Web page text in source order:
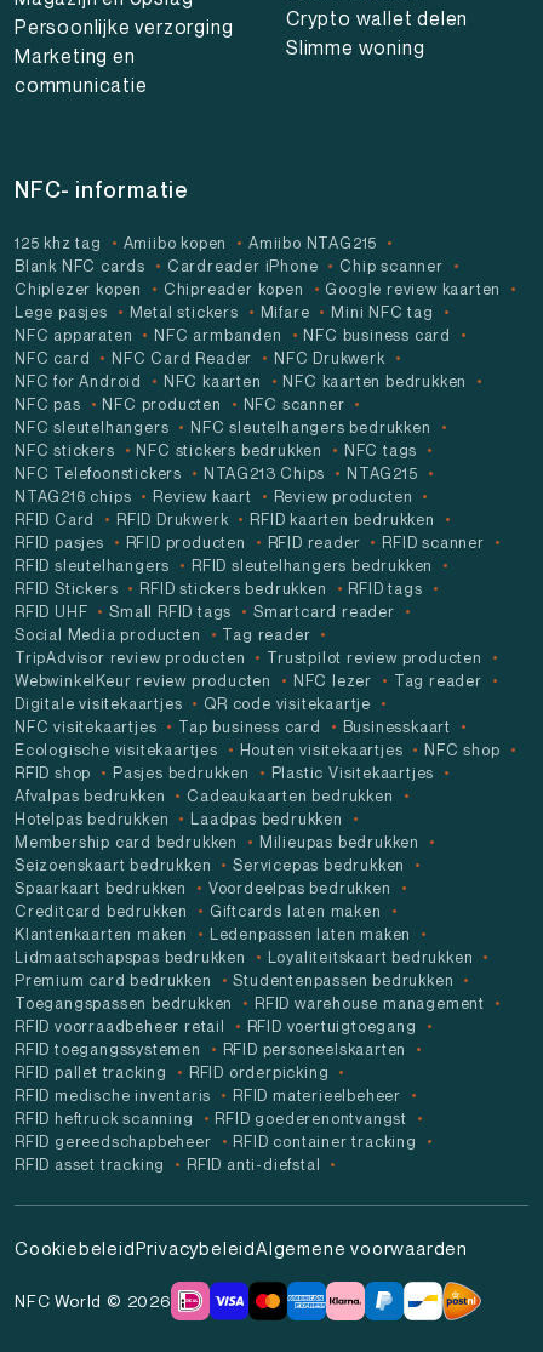
Persoonlijke verzorging
Marketing en
communicatie
Crypto wallet delen
Slimme woning
NFC- informatie
125 khz tag Amiibo kopen
Amiibo NTAG215
Blank NFC cards
Cardreader iPhone
Chip scanner
Chiplezer kopen
Chipreader kopen
Google review kaarten
Lege pasjes
Metal stickers Mifare
Mini NFC tag
NFC apparaten
NFC armbanden
NFC business card
NFC card
NFC Card Reader
NFC Drukwerk
NFC for Android
NFC kaarten
NFC kaarten bedrukken
NFC pas
NFC producten
NFC scanner
NFC sleutelhangers
NFC sleutelhangers bedrukken
NFC stickers
NFC stickers bedrukken
NFC tags
NFC Telefoonstickers
NTAG213 Chips
NTAG215
NTAG216 chips
Review kaart
Review producten
RFID Card
RFID Drukwerk
RFID kaarten bedrukken
RFID pasjes
RFID producten RFID reader
RFID scanner
RFID sleutelhangers
RFID sleutelhangers bedrukken
RFID Stickers
RFID stickers bedrukken
RFID tags
RFID UHF
Small RFID tags
Smartcard reader
Social Media producten
Tag reader
TripAdvisor review producten
Trustpilot review producten
WebwinkelKeur review producten
NFC lezer
Tag reader
Digitale visitekaartjes
QR code visitekaartje
NFC visitekaartjes
Tap business card
Businesskaart
Ecologische visitekaartjes
Houten visitekaartjes
NFC shop
RFID shop
Pasjes bedrukken
Plastic Visitekaartjes
Afvalpas bedrukken
Cadeaukaarten bedrukken
Hotelpas bedrukken
Laadpas bedrukken
Membership card bedrukken
Milieupas bedrukken
Seizoenskaart bedrukken
Servicepas bedrukken
Spaarkaart bedrukken
Voordeelpas bedrukken
Creditcard bedrukken
Giftcards laten maken
Klantenkaarten maken
Ledenpassen laten maken
Lidmaatschapspas bedrukken
Loyaliteitskaart bedrukken
Premium card bedrukken
Studentenpassen bedrukken
Toegangspassen bedrukken
RFID warehouse management
RFID voorraadbeheer retail
RFID voertuigtoegang
RFID toegangssystemen
RFID personeelskaarten
RFID pallet tracking
RFID orderpicking
RFID medische inventaris
RFID materieelbeheer
RFID heftruck scanning
RFID goederenontvangst
RFID gereedschapbeheer
RFID container tracking
RFID asset tracking
RFID anti-diefstal
CookiebeleidPrivacybeleidAlgemene voorwaarden
NFC World © 2026